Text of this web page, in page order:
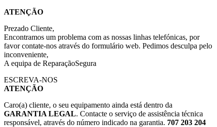
ATENÇÃO
Prezado Cliente,
Encontramos um problema com as nossas linhas telefónicas, por
favor contate-nos através do formulário web. Pedimos desculpa pelo
inconveniente,
A equipa de ReparaçãoSegura
ESCREVA-NOS
ATENÇÃO
Caro(a) cliente, o seu equipamento ainda está dentro da
GARANTIA LEGAL. Contacte o serviço de assistência técnica
responsável, através do número indicado na garantia. 707 203 204